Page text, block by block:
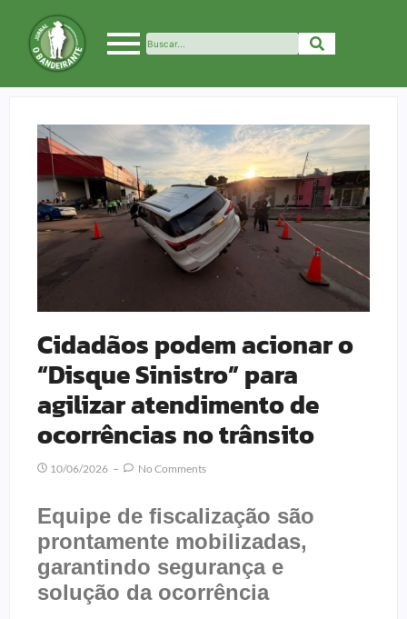
Cidadãos podem acionar o
“Disque Sinistro” para
agilizar atendimento de
ocorrências no trânsito
10/06/2026 No Comments
Equipe de fiscalização são
prontamente mobilizadas,
garantindo segurança e
solução da ocorrência